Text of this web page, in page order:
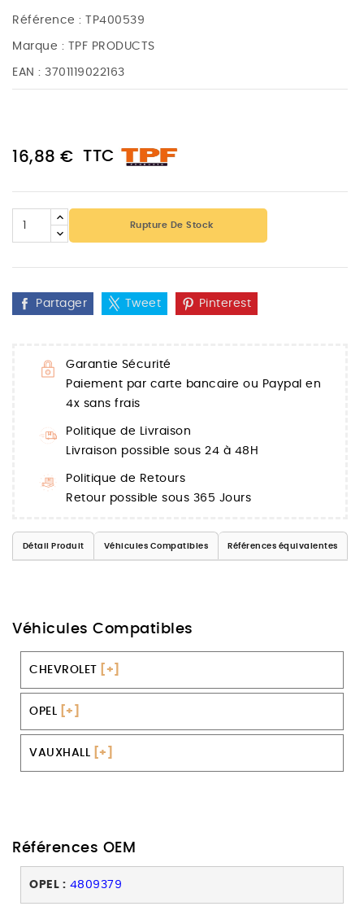
Référence : TP400539
Marque : TPF PRODUCTS
EAN : 3701119022163
16,88 € TTC
Rupture De Stock
Partager Tweet Pinterest
Garantie Sécurité
Paiement par carte bancaire ou Paypal en
4x sans frais
Politique de Livraison
Livraison possible sous 24 à 48H
Politique de Retours
Retour possible sous 365 Jours
Détail Produit Véhicules Compatibles Références équivalentes
Véhicules Compatibles
CHEVROLET [+]
OPEL [+]
VAUXHALL [+]
Références OEM
OPEL : 4809379